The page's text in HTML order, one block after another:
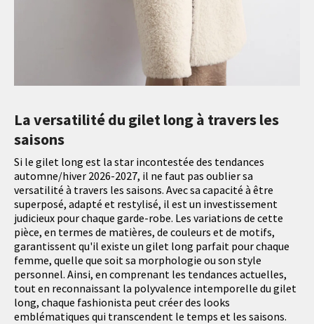
La versatilité du gilet long à travers les
saisons
Si le gilet long est la star incontestée des tendances
automne/hiver 2026-2027, il ne faut pas oublier sa
versatilité à travers les saisons. Avec sa capacité à être
superposé, adapté et restylisé, il est un investissement
judicieux pour chaque garde-robe. Les variations de cette
pièce, en termes de matières, de couleurs et de motifs,
garantissent qu'il existe un gilet long parfait pour chaque
femme, quelle que soit sa morphologie ou son style
personnel. Ainsi, en comprenant les tendances actuelles,
tout en reconnaissant la polyvalence intemporelle du gilet
long, chaque fashionista peut créer des looks
emblématiques qui transcendent le temps et les saisons.